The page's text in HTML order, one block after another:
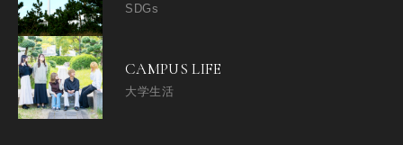
SDGs
CAMPUS LIFE
大学生活